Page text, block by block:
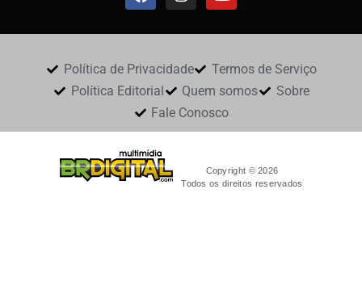
Política de Privacidade
Termos de Serviço
Política Editorial
Quem somos
Sobre
Fale Conosco
Copyright © 2026
Todos os direitos reservados